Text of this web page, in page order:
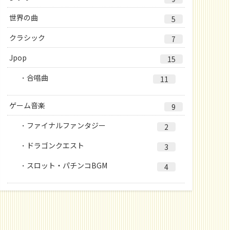
世界の曲
5
クラシック
7
Jpop
15
合唱曲
11
ゲーム音楽
9
ファイナルファンタジー
2
ドラゴンクエスト
3
スロット・パチンコBGM
4